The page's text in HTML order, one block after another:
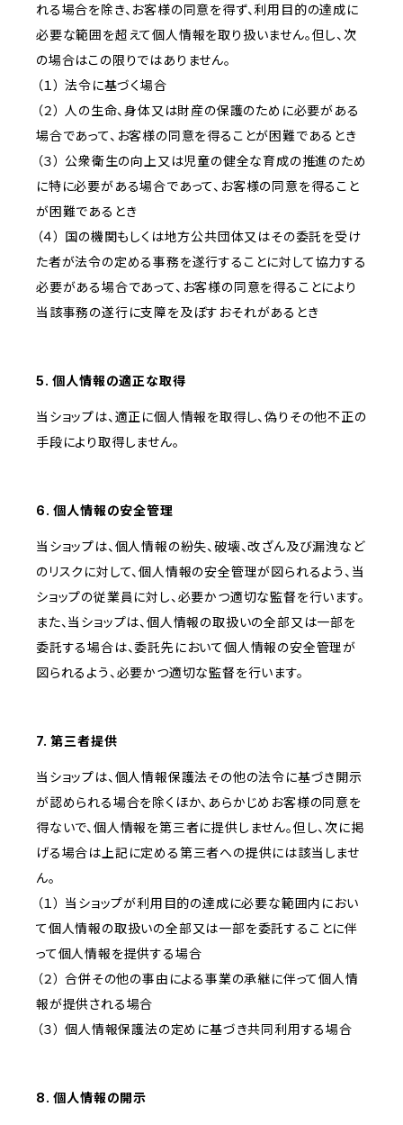
れる場合を除き、お客様の同意を得ず、利用目的の達成に
必要な範囲を超えて個人情報を取り扱いません。但し、次
の場合はこの限りではありません。
（１） 法令に基づく場合
（２） 人の生命、身体又は財産の保護のために必要がある
場合であって、お客様の同意を得ることが困難であるとき
（３） 公衆衛生の向上又は児童の健全な育成の推進のため
に特に必要がある場合であって、お客様の同意を得ること
が困難であるとき
（４） 国の機関もしくは地方公共団体又はその委託を受け
た者が法令の定める事務を遂行することに対して協力する
必要がある場合であって、お客様の同意を得ることにより
当該事務の遂行に支障を及ぼすおそれがあるとき
5. 個人情報の適正な取得
当ショップは、適正に個人情報を取得し、偽りその他不正の
手段により取得しません。
6. 個人情報の安全管理
当ショップは、個人情報の紛失、破壊、改ざん及び漏洩など
のリスクに対して、個人情報の安全管理が図られるよう、当
ショップの従業員に対し、必要かつ適切な監督を行います。
また、当ショップは、個人情報の取扱いの全部又は一部を
委託する場合は、委託先において個人情報の安全管理が
図られるよう、必要かつ適切な監督を行います。
7. 第三者提供
当ショップは、個人情報保護法その他の法令に基づき開示
が認められる場合を除くほか、あらかじめお客様の同意を
得ないで、個人情報を第三者に提供しません。但し、次に掲
げる場合は上記に定める第三者への提供には該当しませ
ん。
（１） 当ショップが利用目的の達成に必要な範囲内におい
て個人情報の取扱いの全部又は一部を委託することに伴
って個人情報を提供する場合
（２） 合併その他の事由による事業の承継に伴って個人情
報が提供される場合
（３） 個人情報保護法の定めに基づき共同利用する場合
8. 個人情報の開示